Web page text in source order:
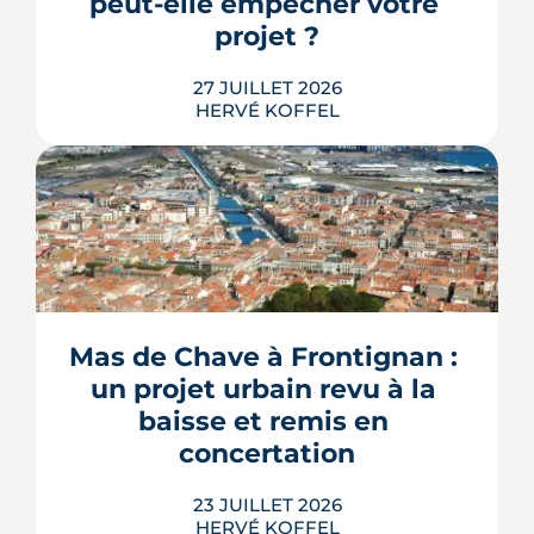
LIRE L'ARTICLE
projet ?
27 JUILLET 2026
HERVÉ KOFFEL
Construire une piscine sur son propre
terrain n'a rien d'un droit acquis. Entre
les règles du PLU et les arrêtés
sécheresse, plusieurs mécanismes
peuvent bloquer le bassin, ou son
remplissage.
LIRE L'ARTICLE
Mas de Chave à Frontignan :
un projet urbain revu à la
baisse et remis en
concertation
23 JUILLET 2026
HERVÉ KOFFEL